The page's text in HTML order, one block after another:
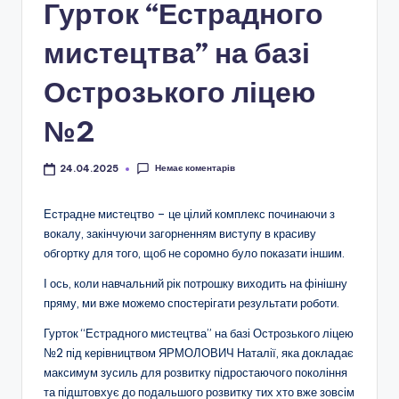
і
о
н
а
л
о
-
а
т
р
і
Гурток “Естрадного
мистецтва” на базі
Острозького ліцею
№2
24.04.2025 Немає коментарів
Естрадне мистецтво – це цілий комплекс починаючи з
вокалу, закінчуючи загорненням виступу в красиву
обгортку для того, щоб не соромно було показати іншим.
І ось, коли навчальний рік потрошку виходить на фінішну
пряму, ми вже можемо спостерігати результати роботи.
Гурток “Естрадного мистецтва” на базі Острозького ліцею
№2 під керівництвом ЯРМОЛОВИЧ Наталії, яка докладає
максимум зусиль для розвитку підростаючого покоління
та підштовхує до подальшого розвитку тих хто вже зовсім